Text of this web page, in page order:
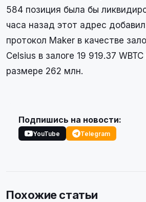
584 позиция была бы
часа назад этот адрес
протокол Maker в качестве
Celsius в залоге 19 919.37
размере 262 млн.
Подпишись на новости:
YouTube Telegram
Похожие статьи